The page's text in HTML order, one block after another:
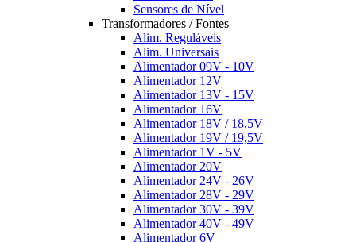
Sensores de Nível
Transformadores / Fontes
Alim. Reguláveis
Alim. Universais
Alimentador 09V - 10V
Alimentador 12V
Alimentador 13V - 15V
Alimentador 16V
Alimentador 18V / 18,5V
Alimentador 19V / 19,5V
Alimentador 1V - 5V
Alimentador 20V
Alimentador 24V - 26V
Alimentador 28V - 29V
Alimentador 30V - 39V
Alimentador 40V - 49V
Alimentador 6V